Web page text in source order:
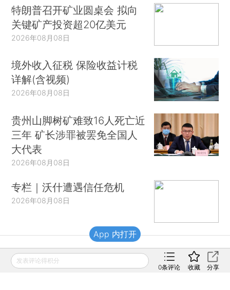
特朗普召开矿业圆桌会 拟向
关键矿产投资超20亿美元
2026年08月08日
境外收入征税 保险收益计税
详解(含视频)
2026年08月08日
贵州山脚树矿难致16人死亡近
三年 矿长涉罪被罢免全国人
大代表
2026年08月08日
专栏｜沃什遭遇信任危机
2026年08月08日
财新移动
发表评论得积分
0条评论 收藏 分享
App 内打开